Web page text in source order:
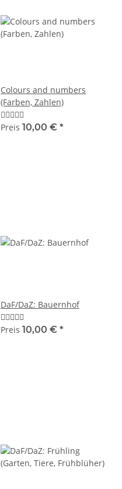
Colours and numbers
(Farben, Zahlen)
Preis 10,00 € *
DaF/DaZ: Bauernhof
Preis 10,00 € *